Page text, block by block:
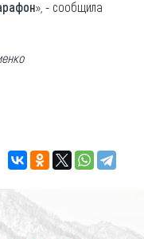
», - сообщила